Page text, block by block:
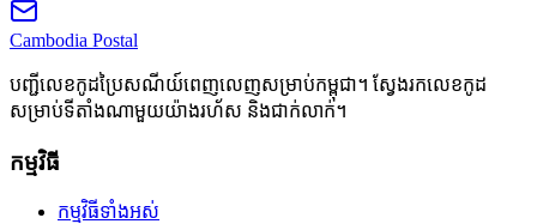
Cambodia Postal
បញ្ជីលេខកូដប្រៃសណីយ៍ពេញលេញសម្រាប់កម្ពុជា។ ស្វែងរកលេខកូដ
សម្រាប់ទីតាំងណាមួយយ៉ាងរហ័ស និងជាក់លាក់។
កម្មវិធី
កម្មវិធីទាំងអស់